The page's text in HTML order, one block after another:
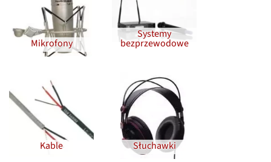
Mikrofony
Systemy
bezprzewodowe
Kable Słuchawki